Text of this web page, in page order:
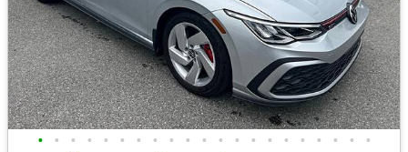
• • • • • • • • • • • • • • • • • • • • •